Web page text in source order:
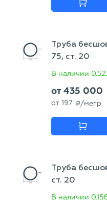
Труба
75, ст. 20
В наличии
от435 000
от 197 p /метр
Труба
ст. 20
В наличии